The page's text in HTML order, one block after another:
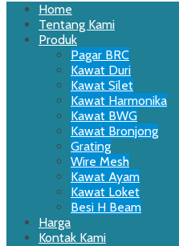
Primary
Menu
Skip
content
Home
Tentang Kami
Produk
Pagar BRC
Kawat Duri
Kawat Silet
Kawat Harmonika
Kawat BWG
Kawat Bronjong
Grating
Wire Mesh
Kawat Ayam
Kawat Loket
Besi H Beam
Harga
Kontak Kami